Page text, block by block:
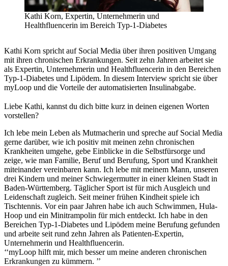
Kathi Korn, Expertin, Unternehmerin und
Healthfluencerin im Bereich Typ-1-Diabetes
Kathi Korn spricht auf Social Media über ihren positiven Umgang
mit ihren chronischen Erkrankungen. Seit zehn Jahren arbeitet sie
als Expertin, Unternehmerin und Healthfluencerin in den Bereichen
Typ-1-Diabetes und Lipödem. In diesem Interview spricht sie über
myLoop und die Vorteile der automatisierten Insulinabgabe.
Liebe Kathi, kannst du dich bitte kurz in deinen eigenen Worten
vorstellen?
Ich lebe mein Leben als Mutmacherin und spreche auf Social Media
gerne darüber, wie ich positiv mit meinen zehn chronischen
Krankheiten umgehe, gebe Einblicke in die Selbstfürsorge und
zeige, wie man Familie, Beruf und Berufung, Sport und Krankheit
miteinander vereinbaren kann. Ich lebe mit meinem Mann, unseren
drei Kindern und meiner Schwiegermutter in einer kleinen Stadt in
Baden-Württemberg. Täglicher Sport ist für mich Ausgleich und
Leidenschaft zugleich. Seit meiner frühen Kindheit spiele ich
Tischtennis. Vor ein paar Jahren habe ich auch Schwimmen, Hula-
Hoop und ein Minitrampolin für mich entdeckt. Ich habe in den
Bereichen Typ-1-Diabetes und Lipödem meine Berufung gefunden
und arbeite seit rund zehn Jahren als Patienten-Expertin,
Unternehmerin und Healthfluencerin.
‘‘myLoop hilft mir, mich besser um meine anderen chronischen
Erkrankungen zu kümmern. ’’